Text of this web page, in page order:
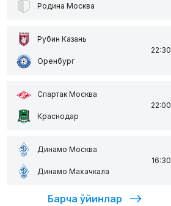
Родина Москва
Рубин Казань
Оренбург
22:30
Спартак Москва
Краснодар
22:00
Динамо Москва
Динамо Махачкала
16:30
Барча ўйинлар